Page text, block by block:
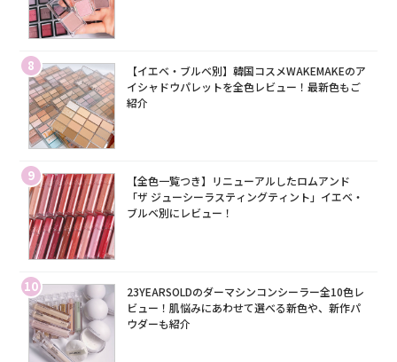
8
【イエベ・ブルベ別】韓国コスメWAKEMAKEのア
イシャドウパレットを全色レビュー！最新色もご
紹介
9
【全色一覧つき】リニューアルしたロムアンド
「ザ ジューシーラスティングティント」イエベ・
ブルベ別にレビュー！
10
23YEARSOLDのダーマシンコンシーラー全10色レ
ビュー！肌悩みにあわせて選べる新色や、新作パ
ウダーも紹介